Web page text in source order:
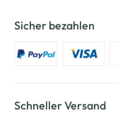
Sicher bezahlen
Schneller Versand